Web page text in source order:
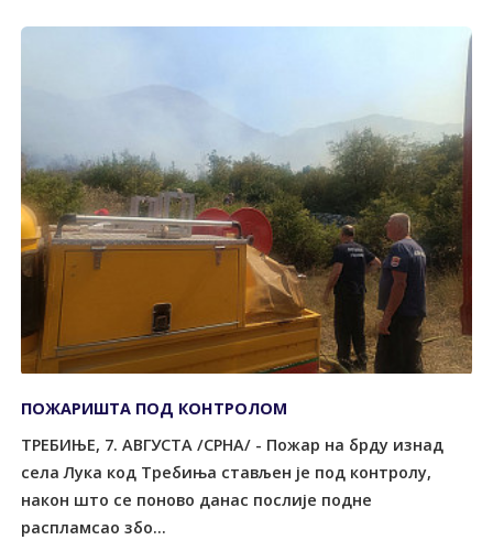
ПОЖАРИШТА ПОД КОНTРОЛОМ
ТРЕБИЊЕ, 7. АВГУСТА /СРНА/ - Пожар на брду изнад
села Лука код Tребиња стављен је под контролу,
након што се поново данас послије подне
распламсао збо...